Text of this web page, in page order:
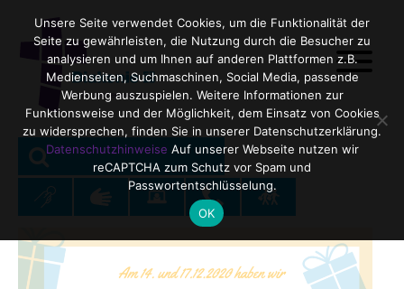
Search
for:
SEARCH
Unsere Seite verwendet Cookies, um die Funktionalität der
Seite zu gewährleisten, die Nutzung durch die Besucher zu
analysieren und um Ihnen auf anderen Plattformen z.B.
Medienseiten, Suchmaschinen, Social Media, passende
Werbung auszuspielen. Weitere Informationen zur
Funktionsweise und der Möglichkeit, dem Einsatz von Cookies
zu widersprechen, finden Sie in unserer Datenschutzerklärung.
Datenschutzhinweise Auf unserer Webseite nutzen wir
reCAPTCHA zum Schutz vor Spam und
Passwortentschlüsselung.
OK